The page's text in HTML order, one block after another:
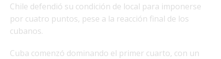
Chile defendió su condición de local para imponerse
por cuatro puntos, pese a la reacción final de los
cubanos.
Cuba comenzó dominando el primer cuarto, con un